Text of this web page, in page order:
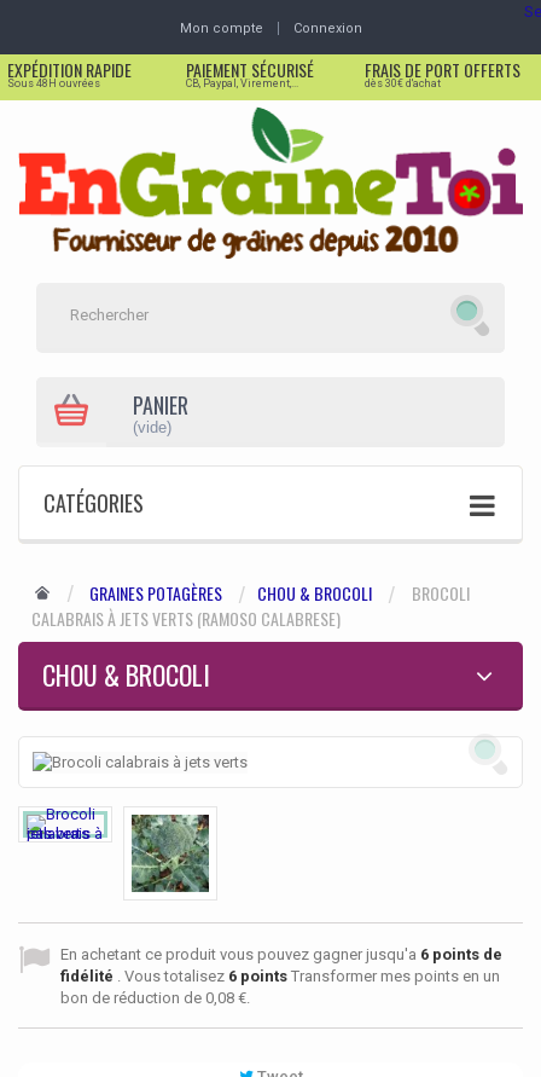
Mon compte Connexion
EXPÉDITION RAPIDE
Sous 48H ouvrées
PAIEMENT SÉCURISÉ
CB, Paypal, Virement,...
FRAIS DE PORT OFFERTS
dès 30€ d'achat
PANIER
(vide)
CATÉGORIES
GRAINES POTAGÈRES CHOU & BROCOLI
BROCOLI
CALABRAIS À JETS VERTS (RAMOSO CALABRESE)
CHOU & BROCOLI
En achetant ce produit vous pouvez gagner jusqu'a 6 points de
fidélité
. Vous totalisez 6 points Transformer mes points en un
bon de réduction de 0,08 €